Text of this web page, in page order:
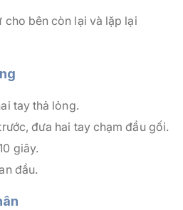
cho bên còn lại và lặp lại
tay thả lỏng.
đưa hai tay chạm đầu gối.
giây.
đầu.